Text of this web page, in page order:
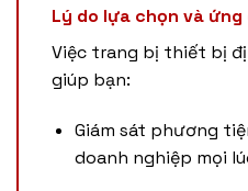
Lý do lựa chọn và ứng
Việc trang bị thiết bị
giúp bạn:
Giám sát phương
doanh nghiệp mọi